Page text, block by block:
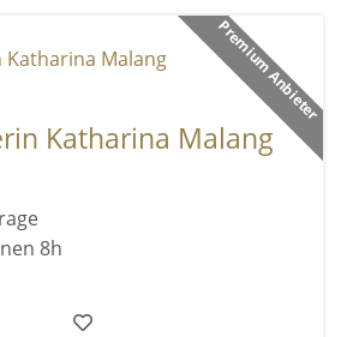
Premium Anbieter
Katharina Malang
8h